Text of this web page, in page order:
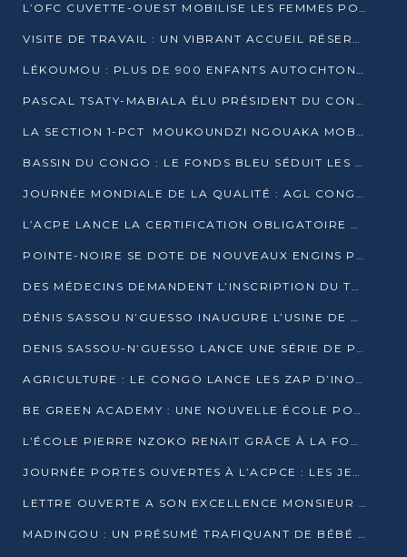
L’OFC CUVETTE-OUEST MOBILISE LES FEMMES POUR ACCUEILLIR LE PRÉSIDENT DE LA RÉPUBLIQUE
VISITE DE TRAVAIL : UN VIBRANT ACCUEIL RÉSERVÉ À DENIS SASSOU-N’GUESSO PAR L’ASSOCIATION « LES AMIS DE WOMO »
LÉKOUMOU : PLUS DE 900 ENFANTS AUTOCHTONES REÇOIVENT DES KITS SCOLAIRES GRÂCE À L’ESPACE OPOKO
PASCAL TSATY-MABIALA ÉLU PRÉSIDENT DU CONSEIL NATIONAL DE L’UPADS
LA SECTION 1-PCT MOUKOUNDZI NGOUAKA MOBILISE 100 000 FCFA POUR LE 6ᵉ CONGRÈS DU PARTI
BASSIN DU CONGO : LE FONDS BLEU SÉDUIT LES BAILLEURS À BELÉM
JOURNÉE MONDIALE DE LA QUALITÉ : AGL CONGO FORME ET SENSIBILISE LES JEUNES TALENTS
L’ACPE LANCE LA CERTIFICATION OBLIGATOIRE DES CONTRATS DE TRAVAIL DES TRANSPORTEURS
POINTE-NOIRE SE DOTE DE NOUVEAUX ENGINS POUR L’ASSAINISSEMENT ET L’ENTRETIEN ROUTIER
DES MÉDECINS DEMANDENT L’INSCRIPTION DU TRAITEMENT DU PIED-BOT DANS LES CURSUS UNIVERSITAIRES
DÉNIS SASSOU N’GUESSO INAUGURE L’USINE DE VALORISATION DU GAZ ASSOCIÉ
DENIS SASSOU-N’GUESSO LANCE UNE SÉRIE DE PROJETS DANS LE KOUILOU
AGRICULTURE : LE CONGO LANCE LES ZAP D’INONI ET YONO
BE GREEN ACADEMY : UNE NOUVELLE ÉCOLE POUR LES MÉTIERS DE L’ÉCOLOGIE À POINTE-NOIRE
L’ÉCOLE PIERRE NZOKO RENAIT GRÂCE À LA FONDATION MUCODEC
JOURNÉE PORTES OUVERTES À L’ACPCE : LES JEUNES EN IMMERSION DANS L’ENTREPRISE
LETTRE OUVERTE A SON EXCELLENCE MONSIEUR DENIS SASSOU NGUESSO, PRESIDENT DE LAREPUBLIQUE DU CONGO
MADINGOU : UN PRÉSUMÉ TRAFIQUANT DE BÉBÉ CHIMPANZÉ FIXÉ SUR SON SORT LE 20 NOVEMBRE